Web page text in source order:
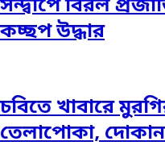
সন্দ্বীপে বিরল
কচ্ছপ উদ্ধার
চবিতে খাবারে
তেলাপোকা,